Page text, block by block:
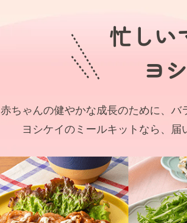
忙しい
ヨ
赤ちゃんの健やかな成長のために、
ヨシケイのミールキットなら、届